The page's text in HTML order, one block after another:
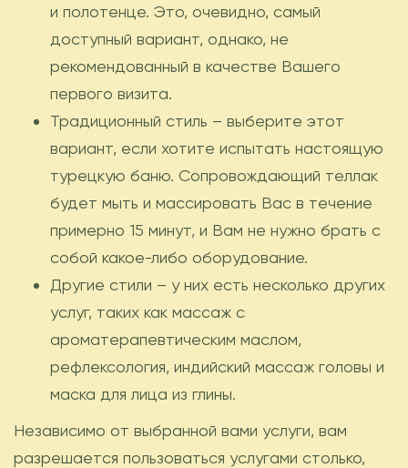
и полотенце. Это, очевидно, самый
доступный вариант, однако, не
рекомендованный в качестве Вашего
первого визита.
Традиционный стиль – выберите этот
вариант, если хотите испытать настоящую
турецкую баню. Сопровождающий теллак
будет мыть и массировать Вас в течение
примерно 15 минут, и Вам не нужно брать с
собой какое-либо оборудование.
Другие стили – у них есть несколько других
услуг, таких как массаж с
ароматерапевтическим маслом,
рефлексология, индийский массаж головы и
маска для лица из глины.
Независимо от выбранной вами услуги, вам
разрешается пользоваться услугами столько,